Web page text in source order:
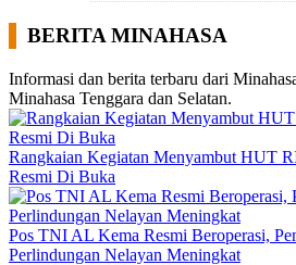
BERITA MINAHASA
Informasi dan berita terbaru dari
Minahasa Tenggara dan Selatan.
Rangkaian Kegiatan Menyambut HUT
Resmi Di Buka
Pos TNI AL Kema Resmi Beroperasi,
Perlindungan Nelayan Meningkat